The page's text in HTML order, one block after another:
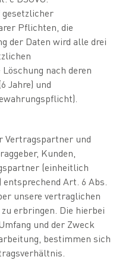
Pflichten, die
der Daten wird alle drei
nach deren
Jahre) und
Vertragspartner und
Kunden,
(einheitlich
Art. 6 Abs.
unsere vertraglichen
erbringen. Die hierbei
und der Zweck
bestimmen sich